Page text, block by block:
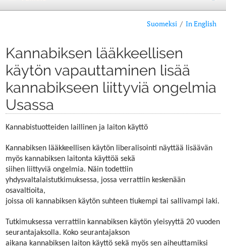
Suomeksi/ In English
Kannabiksen lääkkeellisen
käytön vapauttaminen lisää
kannabikseen liittyviä ongelmia
Usassa
Kannabistuotteiden laillinen ja laiton käyttö
Kannabiksen lääkkeellisen käytön liberalisointi näyttää lisäävän
myös kannabiksen laitonta käyttöä sekä
siihen liittyviä ongelmia. Näin todettiin
yhdysvaltalaistutkimuksessa, jossa verrattiin keskenään
osavaltioita,
joissa oli kannabiksen käytön suhteen tiukempi tai sallivampi laki.
Tutkimuksessa verrattiin kannabiksen käytön yleisyyttä 20 vuoden
seurantajaksolla. Koko seurantajakson
aikana kannabiksen laiton käyttö sekä myös sen aiheuttamiksi